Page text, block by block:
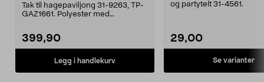
Tak til hagepaviljong 31-9263, TP-
GAZ1661. Polyester med
399,90
Legg i handlekurv
og partytelt 31-4561.
29,00
Se varianter